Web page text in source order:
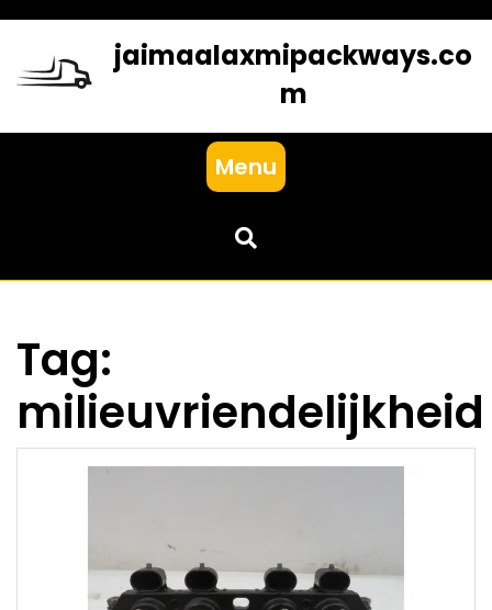
content
jaimaalaxmipackways.co
m
Menu
Tag:
milieuvriendelijkheid